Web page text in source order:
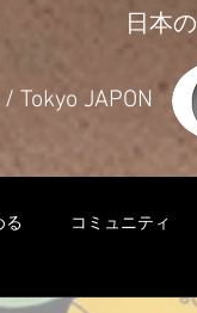
日本
Tokyo JAPON
る コミュニティ